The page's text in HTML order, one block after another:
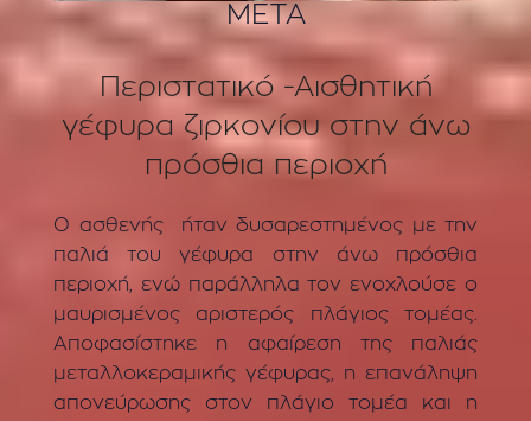
ΜΕΤΑ
Περιστατικό -Αισθητική
γέφυρα ζιρκονίου στην άνω
πρόσθια περιοχή
Ο ασθενής ήταν δυσαρεστημένος με την
παλιά του γέφυρα στην άνω πρόσθια
περιοχή, ενώ παράλληλα τον ενοχλούσε ο
μαυρισμένος αριστερός πλάγιος τομέας.
Αποφασίστηκε η αφαίρεση της παλιάς
μεταλλοκεραμικής γέφυρας, η επανάληψη
απονεύρωσης στον πλάγιο τομέα και η